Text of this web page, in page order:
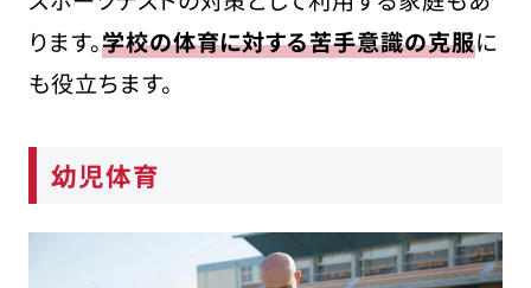
ります。学校の体育に対する苦手意識の克服に
も役立ちます。
幼児体育